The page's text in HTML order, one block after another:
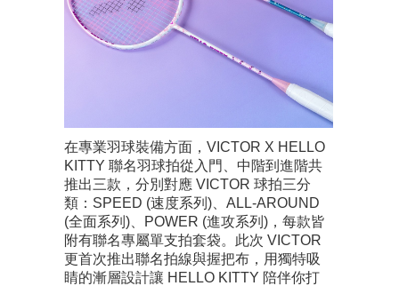
在專業羽球裝備方面，VICTOR X HELLO
KITTY 聯名羽球拍從入門、中階到進階共
推出三款，分別對應 VICTOR 球拍三分
類：SPEED (速度系列)、ALL-AROUND
(全面系列)、POWER (進攻系列)，每款皆
附有聯名專屬單支拍套袋。此次 VICTOR
更首次推出聯名拍線與握把布，用獨特吸
睛的漸層設計讓 HELLO KITTY 陪伴你打